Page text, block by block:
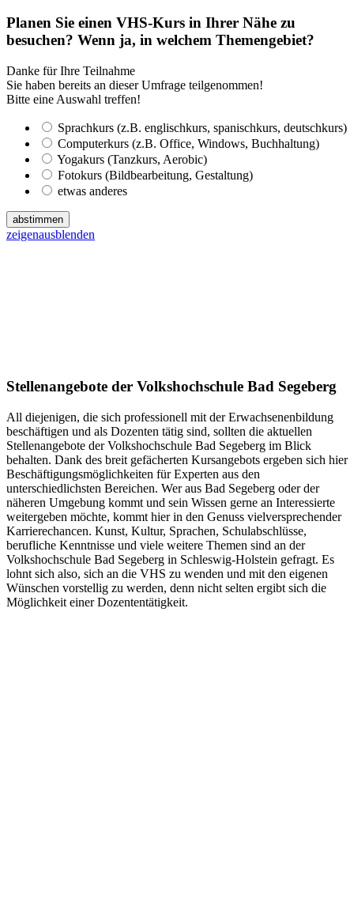
Planen Sie einen VHS-Kurs in Ihrer Nähe zu
besuchen? Wenn ja, in welchem Themengebiet?
Danke für Ihre Teilnahme
Sie haben bereits an dieser Umfrage teilgenommen!
Bitte eine Auswahl treffen!
Sprachkurs (z.B. englischkurs, spanischkurs, deutschkurs)
Computerkurs (z.B. Office, Windows, Buchhaltung)
Yogakurs (Tanzkurs, Aerobic)
Fotokurs (Bildbearbeitung, Gestaltung)
etwas anderes
abstimmen
zeigenausblenden
Stellenangebote der Volkshochschule Bad Segeberg
All diejenigen, die sich professionell mit der Erwachsenenbildung
beschäftigen und als Dozenten tätig sind, sollten die aktuellen
Stellenangebote der Volkshochschule Bad Segeberg im Blick
behalten. Dank des breit gefächerten Kursangebots ergeben sich hier
Beschäftigungsmöglichkeiten für Experten aus den
unterschiedlichsten Bereichen. Wer aus Bad Segeberg oder der
näheren Umgebung kommt und sein Wissen gerne an Interessierte
weitergeben möchte, kommt hier in den Genuss vielversprechender
Karrierechancen. Kunst, Kultur, Sprachen, Schulabschlüsse,
berufliche Kenntnisse und viele weitere Themen sind an der
Volkshochschule Bad Segeberg in Schleswig-Holstein gefragt. Es
lohnt sich also, sich an die VHS zu wenden und mit den eigenen
Wünschen vorstellig zu werden, denn nicht selten ergibt sich die
Möglichkeit einer Dozententätigkeit.